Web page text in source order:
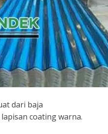
dari baja
coating warna.